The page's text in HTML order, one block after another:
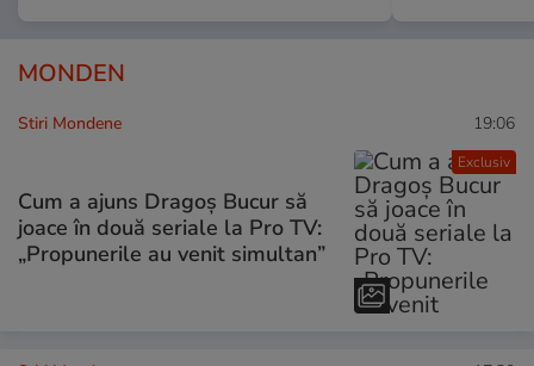
MONDEN
Exclusiv
Stiri Mondene 19:06
Cum a ajuns Dragoș Bucur să
joace în două seriale la Pro TV:
„Propunerile au venit simultan”